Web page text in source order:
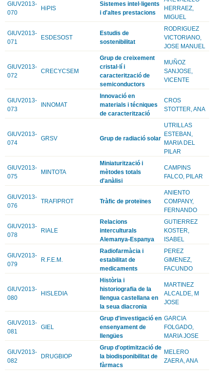
GIUV2013-
070
HiPIS
Sistemes intel·ligents
i d'altes prestacions
HERRAEZ,
MIGUEL
GIUV2013-
071
ESDESOST
Estudis de
sostenibilitat
RODRIGUEZ
VICTORIANO,
JOSE MANUEL
GIUV2013-
072
CRECYCSEM
Grup de creixement
cristal·lí i
caracterització de
semiconductors
MUÑOZ
SANJOSE,
VICENTE
GIUV2013-
073
INNOMAT
Innovació en
materials i técniques
de caracterització
CROS
STOTTER, ANA
GIUV2013-
074
GRSV Grup de radiació solar
UTRILLAS
ESTEBAN,
MARIA DEL
PILAR
GIUV2013-
075
MINTOTA
Miniaturització i
mètodes totals
d'anàlisi
CAMPINS
FALCO, PILAR
GIUV2013-
076
TRAFIPROT Tràfic de proteïnes
ANIENTO
COMPANY,
FERNANDO
GIUV2013-
078
RIALE
Relacions
interculturals
Alemanya-Espanya
GUTIERREZ
KOSTER,
ISABEL
GIUV2013-
079
R.F.E.M.
Radiofarmàcia i
estabilitat de
medicaments
PEREZ
GIMENEZ,
FACUNDO
GIUV2013-
080
HISLEDIA
Història i
historiografia de la
llengua castellana en
la seua diacronia
MARTINEZ
ALCALDE, M
JOSE
GIUV2013-
081
GIEL
Grup d'investigació en
ensenyament de
llengües
GARCIA
FOLGADO,
MARIA JOSE
GIUV2013-
082
DRUGBIOP
Grup d'optimització de
la biodisponibilitat de
fàrmacs
MELERO
ZAERA, ANA